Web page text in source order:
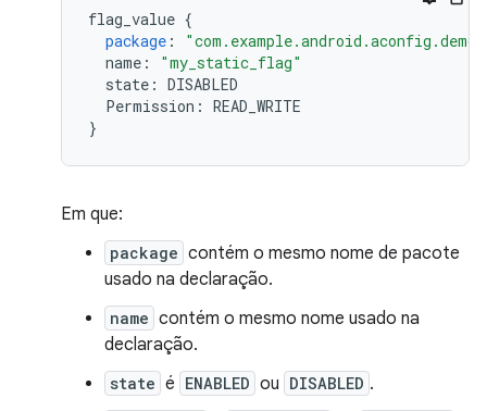
flag_value {
package :
name :
"my_static_flag"
state : DISABLED
Permission : READ_WRITE
}
Em que:
package contém o mesmo nome de pacote
usado na declaração.
name contém o mesmo nome usado na
declaração.
state é ENABLED ou DISABLED .